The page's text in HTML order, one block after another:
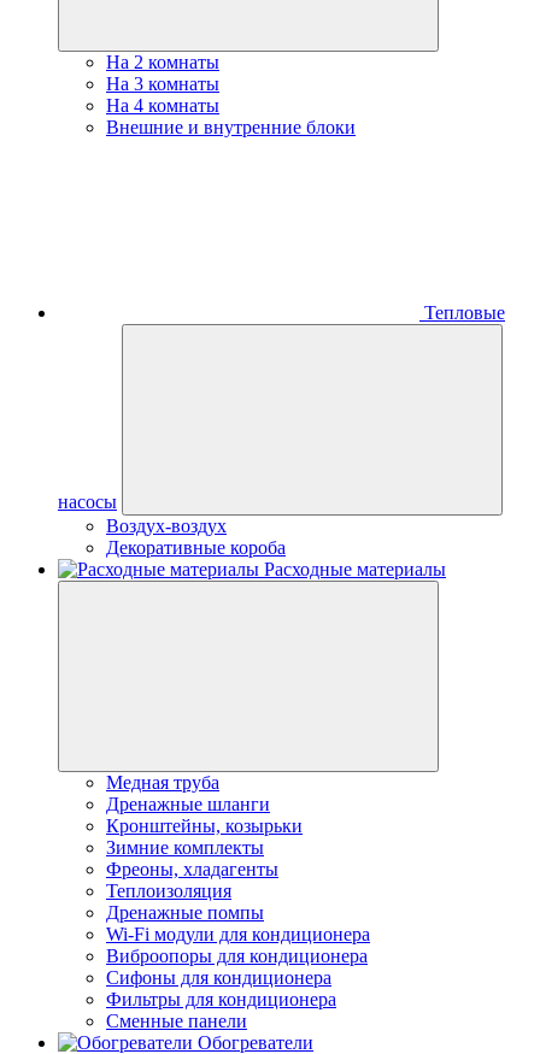
На 2 комнаты
На 3 комнаты
На 4 комнаты
Внешние и внутренние блоки
Тепловые
насосы
Воздух-воздух
Декоративные короба
Расходные материалы
Медная труба
Дренажные шланги
Кронштейны, козырьки
Зимние комплекты
Фреоны, хладагенты
Теплоизоляция
Дренажные помпы
Wi-Fi модули для кондиционера
Виброопоры для кондиционера
Сифоны для кондиционера
Фильтры для кондиционера
Сменные панели
Обогреватели